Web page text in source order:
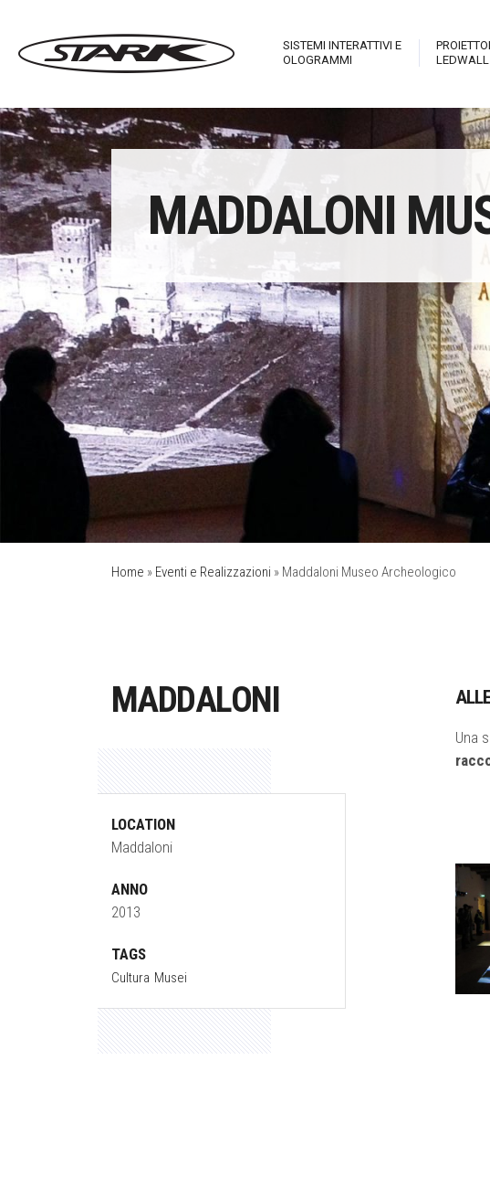
SISTEMI INTERATTIVI E
OLOGRAMMI
Stark Interactive
Stark Matrix Touch
Stark Reveal
LEDWALL
Arredi Tecnologici
Stark C-Table
MADDALONI
Home » Eventi e Realizzazioni » Maddaloni Museo Archeologico
MADDALONI
LOCATION
Maddaloni
ANNO
2013
TAGS
Cultura Musei
Una s